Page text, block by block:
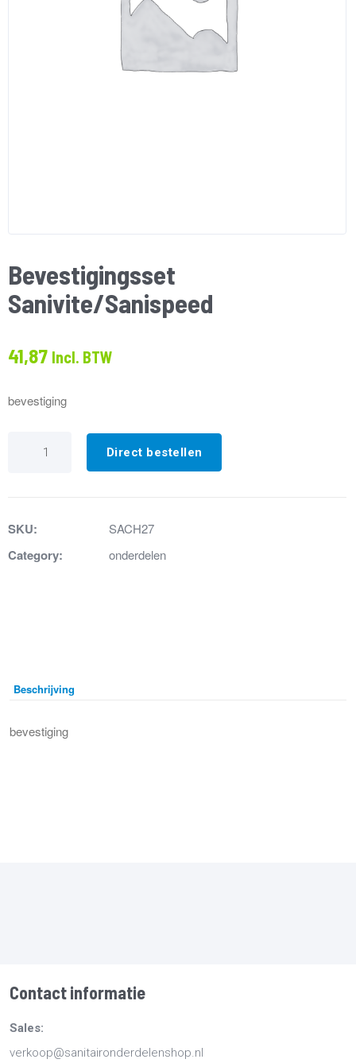
Bevestigingsset
Sanivite/Sanispeed
41,87 Incl. BTW
bevestiging
Bevestigingsset
Sanivite/SanispeedDirect bestellen
SKU: SACH27
Category: onderdelen
Beschrijving
bevestiging
Contact informatie
Sales:
verkoop@sanitaironderdelenshop.nl